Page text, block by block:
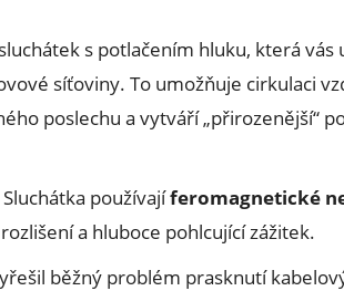
s potlačením hluku, která vás
síťoviny. To umožňuje cirkulaci
poslechu a vytváří „přirozenější“
Sluchátka používajíferomagnetické
a hluboce pohlcující zážitek.
běžný problém prasknutí